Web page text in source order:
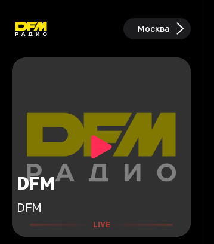
Москва
DFM
DFM
LIVE